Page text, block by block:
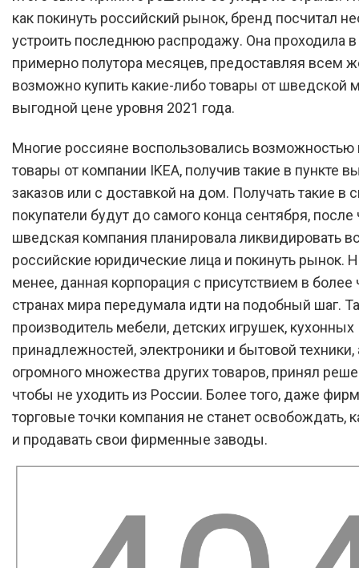
как покинуть российский рынок, бренд посчитал
устроить последнюю распродажу. Она проходила в
примерно полутора месяцев, предоставляя всем
возможно купить какие-либо товары от шведской
выгодной цене уровня 2021 года.
Многие россияне воспользовались возможностью
товары от компании IKEA, получив такие в пункте
заказов или с доставкой на дом. Получать такие в
покупатели будут до самого конца сентября, после
шведская компания планировала ликвидировать
российские юридические лица и покинуть рынок.
менее, данная корпорация с присутствием в более
странах мира передумала идти на подобный шаг.
производитель мебели, детских игрушек, кухонных
принадлежностей, электроники и бытовой техники,
огромного множества других товаров, принял
чтобы не уходить из России. Более того, даже
торговые точки компания не станет освобождать,
и продавать свои фирменные заводы.